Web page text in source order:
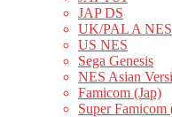
JAP DS
UK/PAL A NES
US NES
Sega Genesis
NES Asian
Famicom (Jap)
Super Famicom